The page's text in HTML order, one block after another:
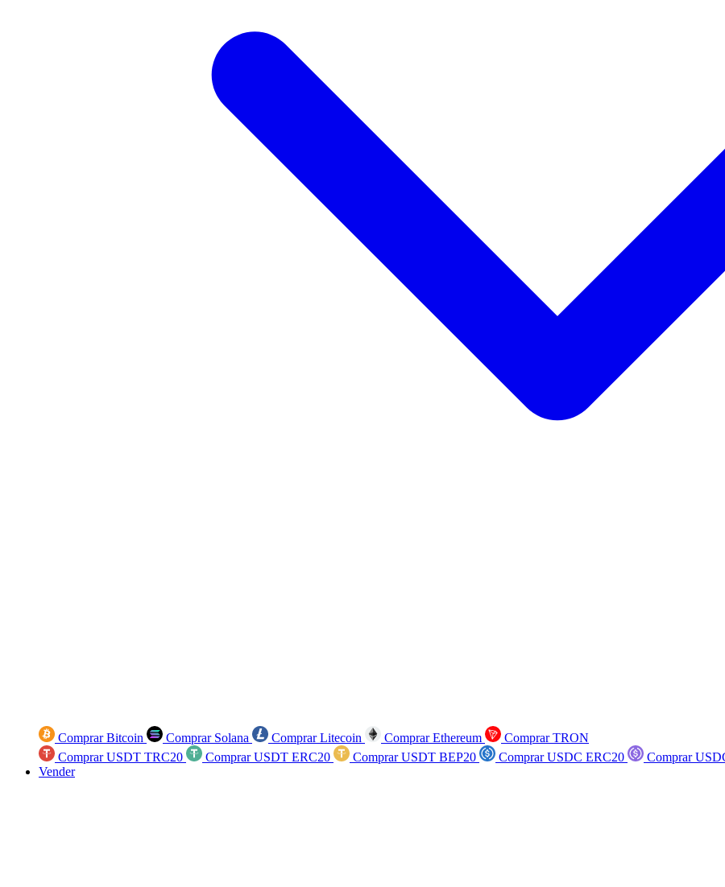
Comprar Bitcoin Comprar Solana Comprar Litecoin Comprar Ethereum
Comprar TRON
Comprar USDT TRC20
Comprar USDT ERC20 Comprar USDT BEP20 Comprar USDC ERC20
Comprar
Vender